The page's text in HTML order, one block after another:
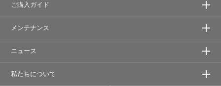
ご購入ガイド
メンテナンス
ニュース
私たちについて